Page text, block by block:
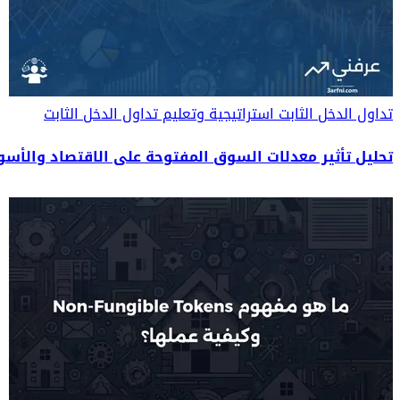
تداول الدخل الثابتاستراتيجية وتعليم تداول الدخل الثابت
تحليل تأثير معدلات السوق المفتوحة على الاقتصاد